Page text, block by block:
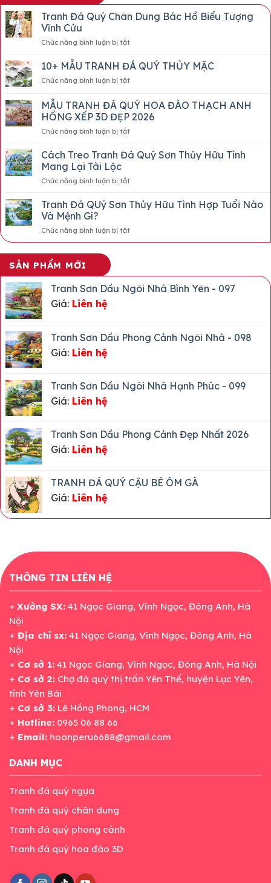
Tranh Đá Quý Chân Dung Bác Hồ Biểu Tượng
Vĩnh Cửu
Chức năng bình luận bị tắtở
Đá
Bác
Hồ
Cửu
10+ MẪU TRANH ĐÁ QUÝ THỦY MẶC
Chức năng bình luận bị tắtở
MẪU
TRANH
ĐÁ
QUÝ
MẶC
MẪU TRANH ĐÁ QUÝ HOA ĐÀO THẠCH ANH
HỒNG XẾP 3D ĐẸP 2026
Chức năng bình luận bị tắtở
TRANH
HOA
THẠCH
3D
Cách Treo Tranh Đá Quý Sơn Thủy Hữu Tình
Mang Lại Tài Lộc
Chức năng bình luận bị tắtở
Treo
Tranh
Quý
Sơn
Mang
Lại
Tranh Đá QUý Sơn Thủy Hữu Tình Hợp Tuổi Nào
Và Mệnh Gì?
Chức năng bình luận bị tắtở
Tranh
Hữu
Và
SẢN PHẨM MỚI
Tranh Sơn Dầu Ngôi Nhà Bình Yên - 097
Giá: Liên hệ
Tranh Sơn Dầu Phong Cảnh Ngôi Nhà - 098
Giá: Liên hệ
Tranh Sơn Dầu Ngôi Nhà Hạnh Phúc - 099
Giá: Liên hệ
Tranh Sơn Dầu Phong Cảnh Đẹp Nhất 2026
Giá: Liên hệ
TRANH ĐÁ QUÝ CẬU BÉ ÔM GÀ
Giá: Liên hệ
THÔNG TIN LIÊN HỆ
+ Xưởng SX: 41 Ngọc Giang, Vĩnh Ngọc, Đông Anh, Hà
Nội
+ Địa chỉ sx: 41 Ngọc Giang, Vĩnh Ngọc, Đông Anh, Hà
Nội
+ Cơ sở 1: 41 Ngọc Giang, Vĩnh Ngọc, Đông Anh, Hà Nội
+ Cơ sở 2: Chợ đá quý thị trấn Yên Thế, huyện Lục Yên,
tỉnh Yên Bái
+ Cơ sở 3: Lê Hồng Phong, HCM
+ Hotline: 0965 06 88 66
+ Email: hoanperu6688@gmail.com
DANH MỤC
Tranh đá quý ngựa
Tranh đá quý chân dung
Tranh đá quý phong cảnh
Tranh đá quý hoa đào 3D